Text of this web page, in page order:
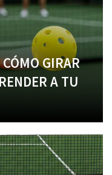
GIRAR
A TU